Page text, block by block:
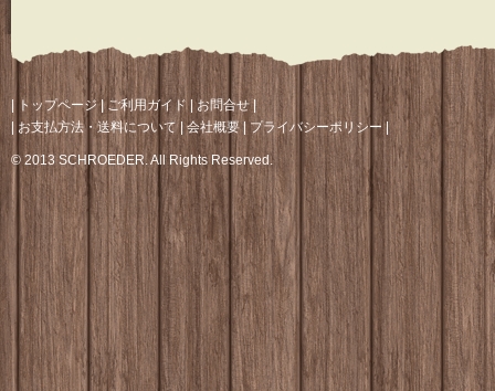
トップページ|ご利用ガイド |お問合せ|
お支払方法・送料について|会社概要| プライバシーポリシー |
© 2013 SCHROEDER. All Rights Reserved.